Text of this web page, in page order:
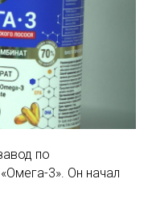
по
3». Он начал